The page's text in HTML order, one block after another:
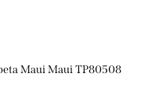
Maui Maui TP80508